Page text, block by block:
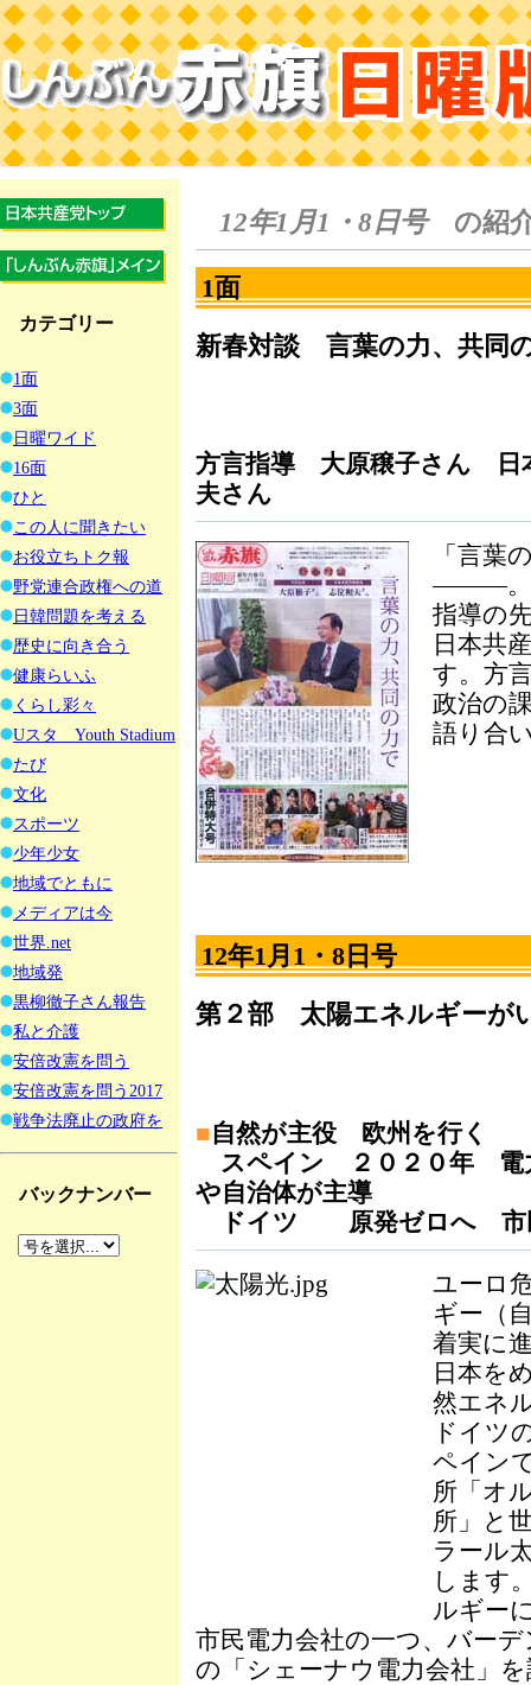
カテゴリー
1面
3面
日曜ワイド
16面
ひと
この人に聞きたい
お役立ちトク報
野党連合政権への道
日韓問題を考える
歴史に向き合う
健康らいふ
くらし彩々
Uスタ Youth Stadium
たび
文化
スポーツ
少年少女
地域でともに
メディアは今
世界.net
地域発
黒柳徹子さん報告
私と介護
安倍改憲を問う
安倍改憲を問う2017
戦争法廃止の政府を
バックナンバー
12年1月1・8日号の紹
1面
新春対談 言葉の力、共同
方言指導 大原穣子さん 日
夫さん
「言葉
―――。
指導の
日本共
す。方
政治の
語り合
12年1月1・8日号
第２部 太陽エネルギーが
■自然が主役 欧州を行く
スペイン ２０２０年
や自治体が主導
ドイツ 原発ゼロへ 市
ユーロ
ギー（
着実に
日本を
然エネ
ドイツ
ペイン
所「オ
所」と
ラール
します
ルギー
市民電力会社の一つ、バー
の「シェーナウ電力会社」